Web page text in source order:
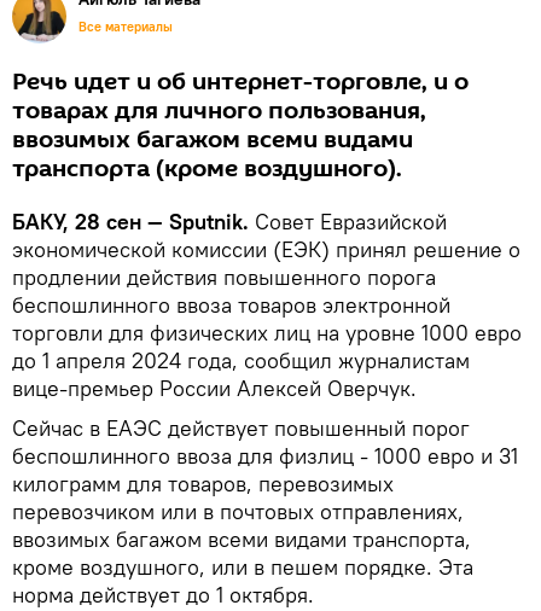
Все материалы
Речь идет и об интернет-торговле, и о
товарах для личного пользования,
ввозимых багажом всеми видами
транспорта (кроме воздушного).
БАКУ, 28 сен — Sputnik. Совет Евразийской
экономической комиссии (ЕЭК) принял решение о
продлении действия повышенного порога
беспошлинного ввоза товаров электронной
торговли для физических лиц на уровне 1000 евро
до 1 апреля 2024 года, сообщил журналистам
вице-премьер России Алексей Оверчук.
Сейчас в ЕАЭС действует повышенный порог
беспошлинного ввоза для физлиц - 1000 евро и 31
килограмм для товаров, перевозимых
перевозчиком или в почтовых отправлениях,
ввозимых багажом всеми видами транспорта,
кроме воздушного, или в пешем порядке. Эта
норма действует до 1 октября.